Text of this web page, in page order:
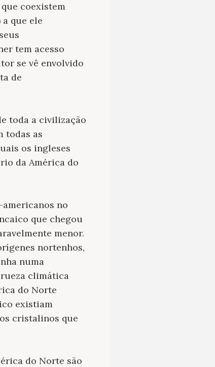
coexistem
que ele
tem acesso
se vê envolvido
de
toda a civilização
todas as
os ingleses
da América do
no
que chegou
menor.
nortenhos,
numa
climática
do Norte
existiam
cristalinos que
do Norte são